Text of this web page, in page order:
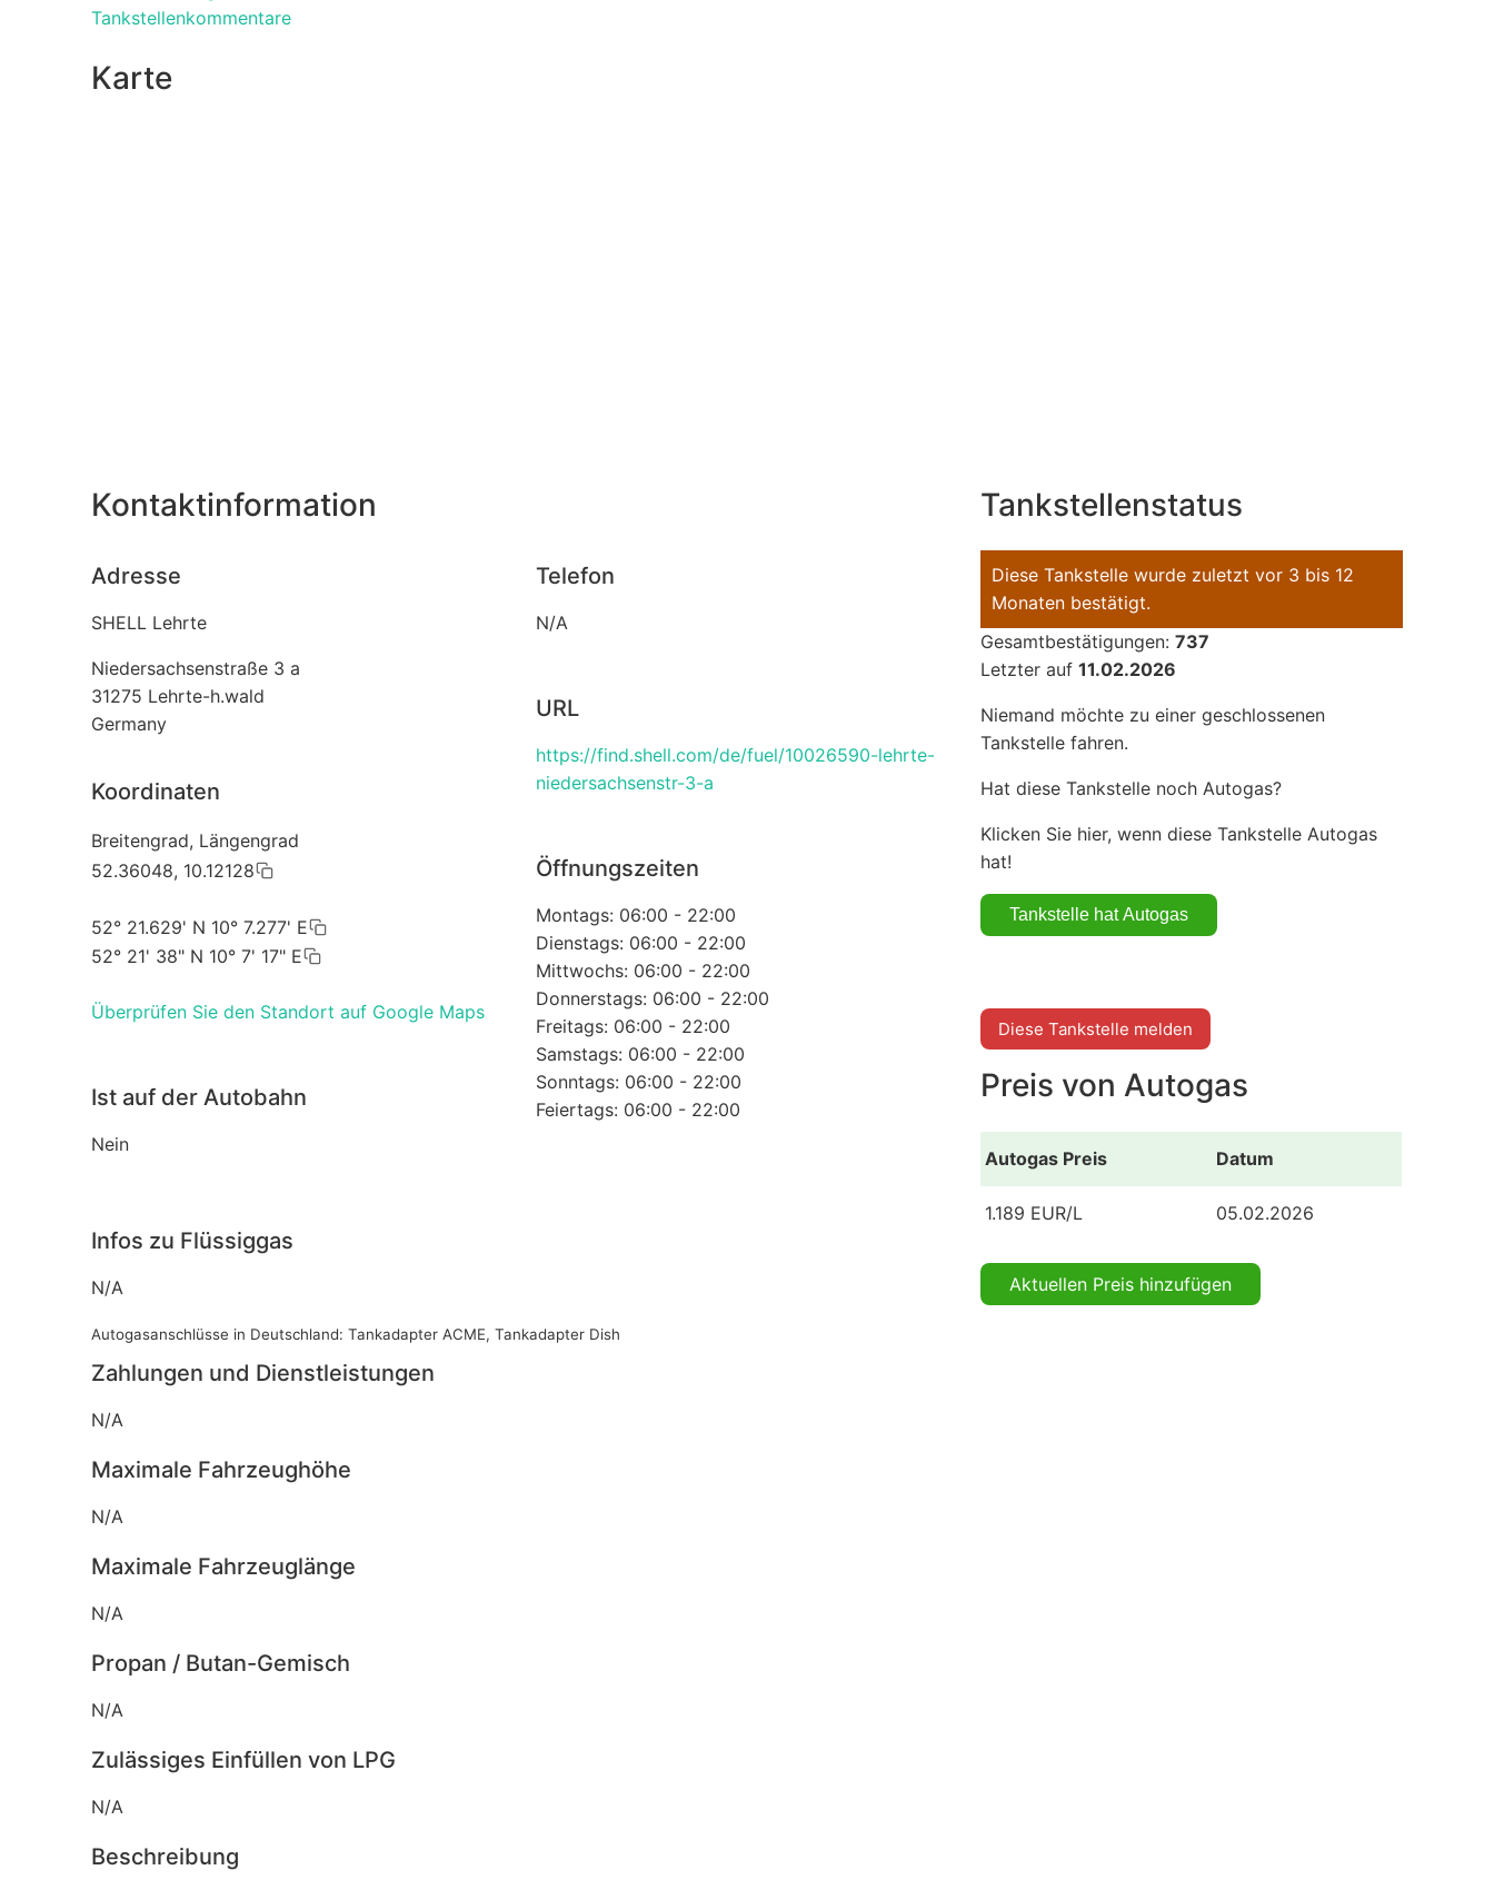
Tankstellenkommentare
Karte
Kontaktinformation
Adresse
SHELL Lehrte
Niedersachsenstraße 3 a
31275 Lehrte-h.wald
Germany
Koordinaten
Breitengrad, Längengrad
52.36048, 10.12128
52° 21.629' N 10° 7.277' E
52° 21' 38" N 10° 7' 17" E
Überprüfen Sie den Standort auf Google Maps
Ist auf der Autobahn
Nein
Telefon
N/A
URL
https://find.shell.com/de/fuel/10026590-lehrte-
niedersachsenstr-3-a
Öffnungszeiten
Montags: 06:00 - 22:00
Dienstags: 06:00 - 22:00
Mittwochs: 06:00 - 22:00
Donnerstags: 06:00 - 22:00
Freitags: 06:00 - 22:00
Samstags: 06:00 - 22:00
Sonntags: 06:00 - 22:00
Feiertags: 06:00 - 22:00
Infos zu Flüssiggas
N/A
Autogasanschlüsse in Deutschland: Tankadapter ACME, Tankadapter Dish
Zahlungen und Dienstleistungen
N/A
Maximale Fahrzeughöhe
N/A
Maximale Fahrzeuglänge
N/A
Propan / Butan-Gemisch
N/A
Zulässiges Einfüllen von LPG
N/A
Beschreibung
Tankstellenstatus
Diese Tankstelle wurde zuletzt vor 3 bis 12
Monaten bestätigt.
Gesamtbestätigungen: 737
Letzter auf 11.02.2026
Niemand möchte zu einer geschlossenen
Tankstelle fahren.
Hat diese Tankstelle noch Autogas?
Klicken Sie hier, wenn diese Tankstelle Autogas
hat!
Diese Tankstelle melden
Preis von Autogas
Autogas Preis Datum
1.189 EUR/L 05.02.2026
Aktuellen Preis hinzufügen